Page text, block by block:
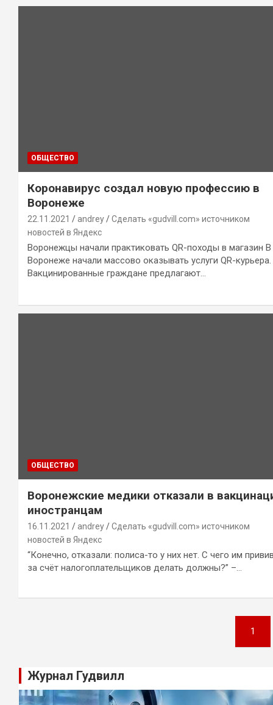
ОБЩЕСТВО
Коронавирус создал новую профессию в
Воронеже
22.11.2021 andrey
Сделать «gudvill.com» источником
новостей в Яндекс
Воронежцы начали практиковать QR-походы в магазин В
Воронеже начали массово оказывать услуги QR-курьера.
Вакцинированные граждане предлагают…
ОБЩЕСТВО
Воронежские медики отказали в
иностранцам
16.11.2021 andrey
Сделать «gudvill.com» источником
новостей в Яндекс
“Конечно, отказали: полиса-то у них нет. С чего им
за счёт налогоплательщиков делать должны?” –…
записям
1
Журнал Гудвилл